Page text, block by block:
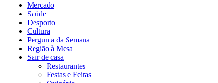
Mercado
Saúde
Desporto
Cultura
Pergunta da Semana
Região à Mesa
Sair de casa
Restaurantes
Festas e Feiras